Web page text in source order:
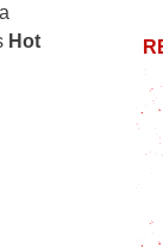
Hot